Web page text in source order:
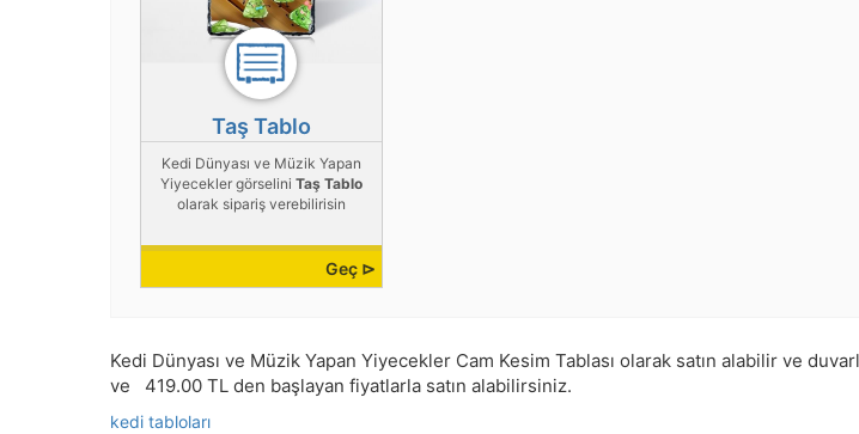
Taş Tablo
Kedi Dünyası ve Müzik Yapan
Yiyecekler görselini Taş Tablo
olarak sipariş verebilirisin
Geç ⊳
Kedi Dünyası ve Müzik Yapan Yiyecekler Cam Kesim Tablası olarak satın alabilir ve
ve
419.00 TL den başlayan fiyatlarla satın alabilirsiniz.
kedi tabloları